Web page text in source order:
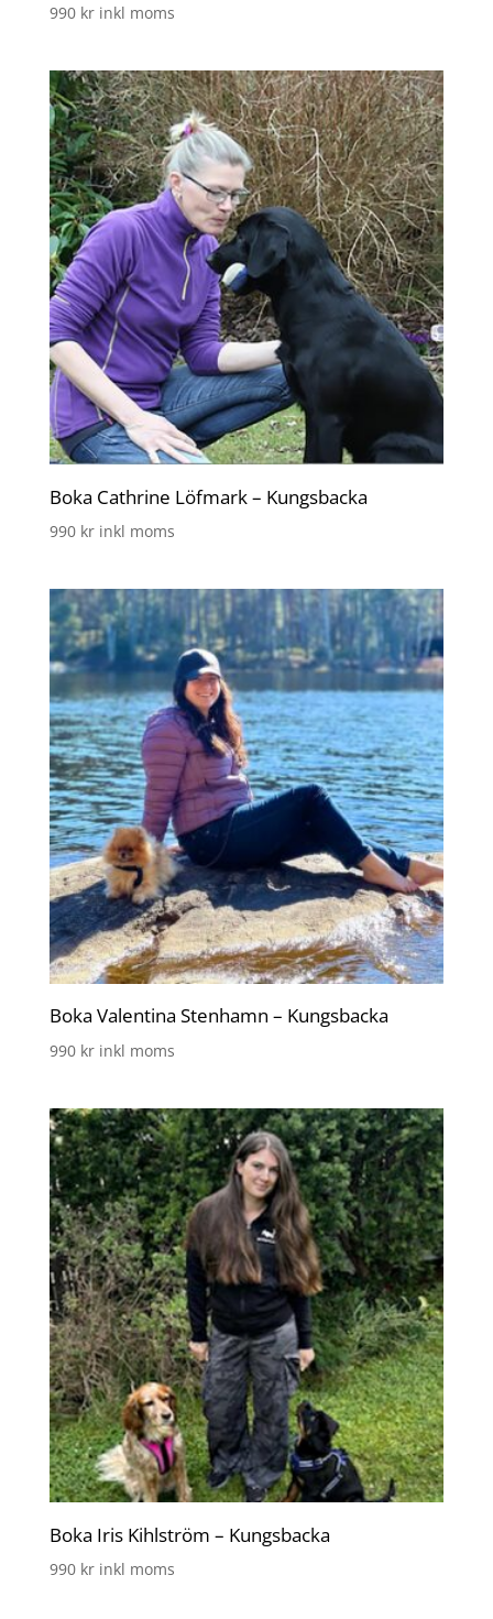
990 kr inkl moms
Boka Cathrine Löfmark – Kungsbacka
990 kr inkl moms
Boka Valentina Stenhamn – Kungsbacka
990 kr inkl moms
Boka Iris Kihlström – Kungsbacka
990 kr inkl moms